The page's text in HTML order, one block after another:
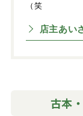
（笑
店主あい
古本